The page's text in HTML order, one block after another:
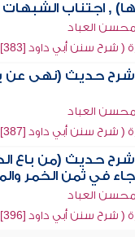
, اجتناب الشبهات
العباد
سنن أبي داود [383])
شرح حديث (نهى عن
العباد
سنن أبي داود [387])
شرح حديث (من باع
جاء في ثمن الخمر
العباد
سنن أبي داود [396])